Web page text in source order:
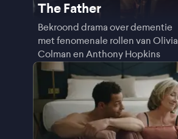
The Father
Bekroond drama over dementie
met fenomenale rollen van Olivia
Colman en Anthony Hopkins